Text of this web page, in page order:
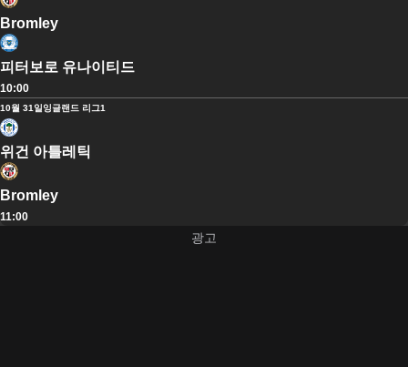
Bromley
피터보로 유나이티드
10:00
10월 31일 잉글랜드 리그1
위건 아틀레틱
Bromley
11:00